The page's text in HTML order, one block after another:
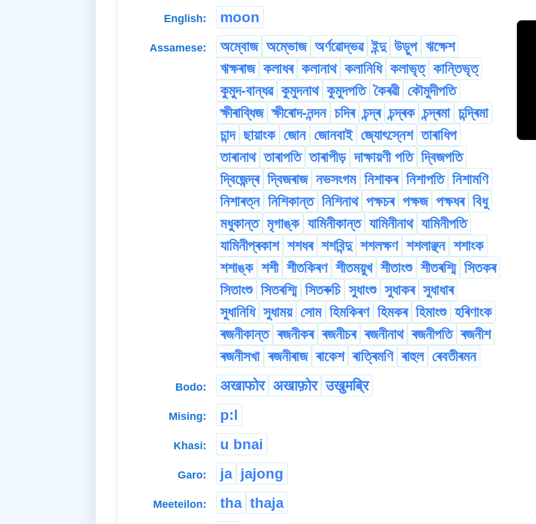
English: moon
Assamese: অম্বোজ অম্ভোজ অৰ্ণৱোদ্ভৱ ইন্দু উড়ুপ ঋক্ষেশ
ঋক্ষৰাজ কলাধৰ কলানাথ কলানিধি কলাভৃত্ কান্তিভৃত্
কুমুদ-বান্ধৱ কুমুদনাথ কুমুদপতি কৈৰৱী কৌমুদীপতি
ক্ষীৰাব্ধিজ ক্ষীৰোদ-নন্দন চদিৰ চন্দ্ৰ চন্দ্ৰক চন্দ্ৰমা চন্দ্ৰিমা
চান্দ ছায়াংক জোন জোনবাই জ্যোৎস্নেশ তাৰাধিপ
তাৰানাথ তাৰাপতি তাৰাপীড় দাক্ষায়ণী পতি দ্বিজপতি
দ্বিজেন্দ্ৰ দ্বিজৰাজ নভসংগম নিশাকৰ নিশাপতি নিশামণি
নিশাৰত্ন নিশিকান্ত নিশিনাথ পক্ষচৰ পক্ষজ পক্ষধৰ বিধু
মধুকান্ত মৃগাঙ্ক যামিনীকান্ত যামিনীনাথ যামিনীপতি
যামিনীপ্ৰকাশ শশধৰ শশবিন্দু শশলক্ষণ শশলাঞ্ছন শশাংক
শশাঙ্ক শশী শীতকিৰণ শীতময়ুখ শীতাংশু শীতৰশ্মি সিতকৰ
সিতাংশু সিতৰশ্মি সিতৰুচি সুধাংশু সুধাকৰ সুধাধাৰ
সুধানিধি সুধাময় সোম হিমকিৰণ হিমকৰ হিমাংশু হৰিণাংক
ৰজনীকান্ত ৰজনীকৰ ৰজনীচৰ ৰজনীনাথ ৰজনীপতি ৰজনীশ
ৰজনীসখা ৰজনীৰাজ ৰাকেশ ৰাত্ৰিমণি ৰাহুল ৰেবতীৰমন
Bodo: अखाफोर अखाफ़ोर उखुमब्रि
Mising: p:l
Khasi: u bnai
Garo: ja jajong
Meeteilon: tha thaja